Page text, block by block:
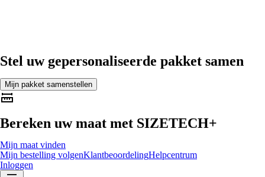
Stel uw gepersonaliseerde pakket samen
Mijn pakket samenstellen
Bereken uw maat met SIZETECH+
Mijn maat vinden
Mijn bestelling volgenKlantbeoordelingHelpcentrum
Inloggen